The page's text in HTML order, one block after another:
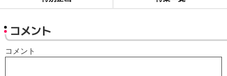
コメント
コメント